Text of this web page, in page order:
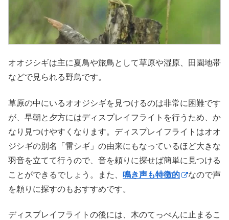
オオジシギは主に夏鳥や旅鳥として草原や湿原、田園地帯
などで見られる野鳥です。
草原の中にいるオオジシギを見つけるのは非常に困難です
が、早朝と夕方にはディスプレイフライトを行うため、か
なり見つけやすくなります。ディスプレイフライトはオオ
ジシギの別名「雷シギ」の由来にもなっているほど大きな
羽音を立てて行うので、音を頼りに探せば簡単に見つける
ことができるでしょう。また、 鳴き声も特徴的
なので声
を頼りに探すのもおすすめです。
ディスプレイフライトの後には、木のてっぺんに止まるこ